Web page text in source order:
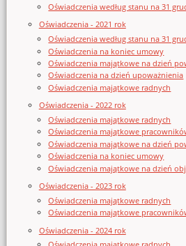
Oświadczenia według stanu na 31
Oświadczenia - 2021 rok
Oświadczenia według stanu na 31
Oświadczenia na koniec umowy
Oświadczenia majątkowe na dzień
Oświadczenia na dzień upoważnienia
Oświadczenia majątkowe radnych
Oświadczenia - 2022 rok
Oświadczenia majątkowe radnych
Oświadczenia majątkowe
Oświadczenia majątkowe na dzień
Oświadczenia na koniec umowy
Oświadczenia majątkowe na dzień
Oświadczenia - 2023 rok
Oświadczenia majątkowe radnych
Oświadczenia majątkowe
Oświadczenia - 2024 rok